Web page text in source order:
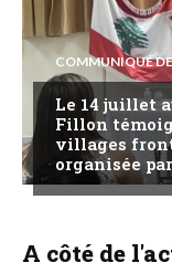
COMMUNIQUÉ DE
Le 14 juillet
Fillon
villages
organisée
A côté de